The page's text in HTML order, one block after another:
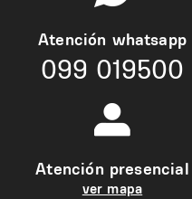
Atención whatsapp
099 019500
Atención presencial
ver mapa